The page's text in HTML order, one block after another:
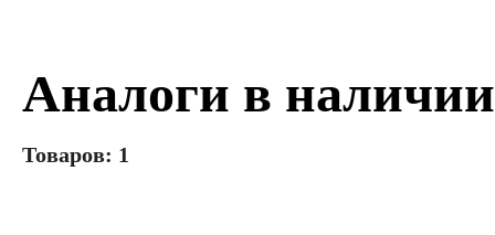
Аналоги в наличии
Товаров: 1